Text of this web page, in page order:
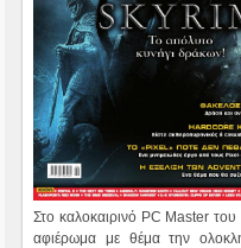
Στο καλοκαιρινό PC Master του
αφιέρωμα με θέμα την